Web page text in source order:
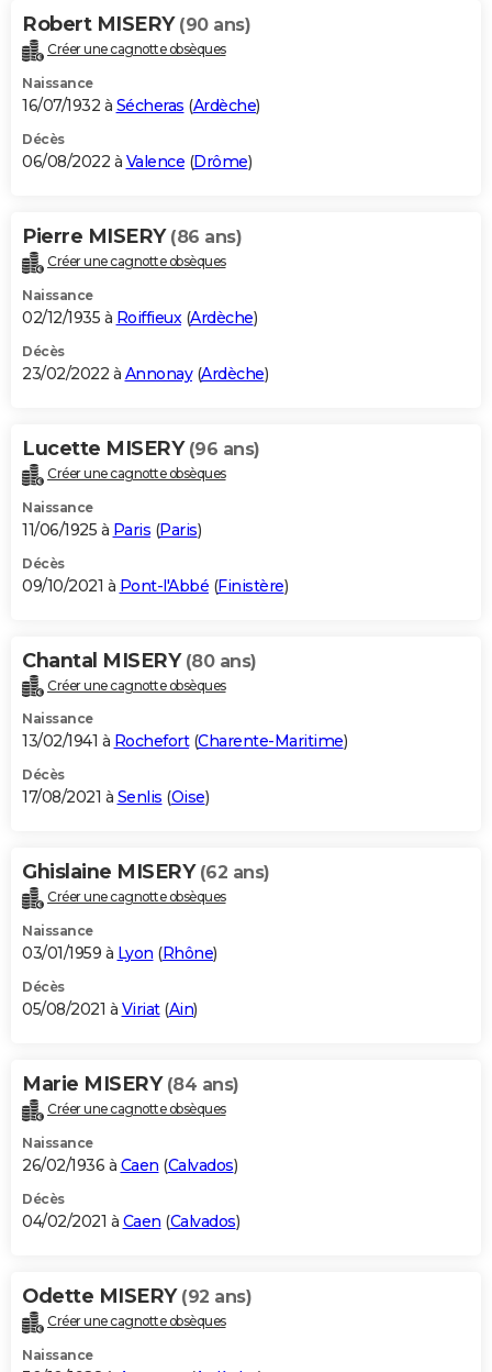
Robert MISERY (90 ans)
Créer une cagnotte obsèques
Naissance
16/07/1932 à Sécheras (Ardèche)
Décès
06/08/2022 à Valence (Drôme)
Pierre MISERY (86 ans)
Créer une cagnotte obsèques
Naissance
02/12/1935 à Roiffieux(Ardèche)
Décès
23/02/2022 à Annonay(Ardèche)
Lucette MISERY (96 ans)
Créer une cagnotte obsèques
Naissance
11/06/1925 à Paris (Paris)
Décès
09/10/2021 à Pont-l'Abbé (Finistère)
Chantal MISERY (80 ans)
Créer une cagnotte obsèques
Naissance
13/02/1941 à Rochefort(Charente-Maritime)
Décès
17/08/2021 à Senlis (Oise)
Ghislaine MISERY (62 ans)
Créer une cagnotte obsèques
Naissance
03/01/1959 à Lyon (Rhône)
Décès
05/08/2021 à Viriat(Ain)
Marie MISERY (84 ans)
Créer une cagnotte obsèques
Naissance
26/02/1936 à Caen (Calvados)
Décès
04/02/2021 à Caen (Calvados)
Odette MISERY (92 ans)
Créer une cagnotte obsèques
Naissance